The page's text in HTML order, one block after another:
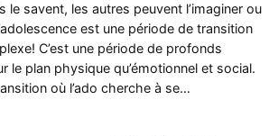
le savent, les autres peuvent l’imaginer ou
est une période de transition
C’est une période de profonds
le plan physique qu’émotionnel et social.
où l’ado cherche à se…